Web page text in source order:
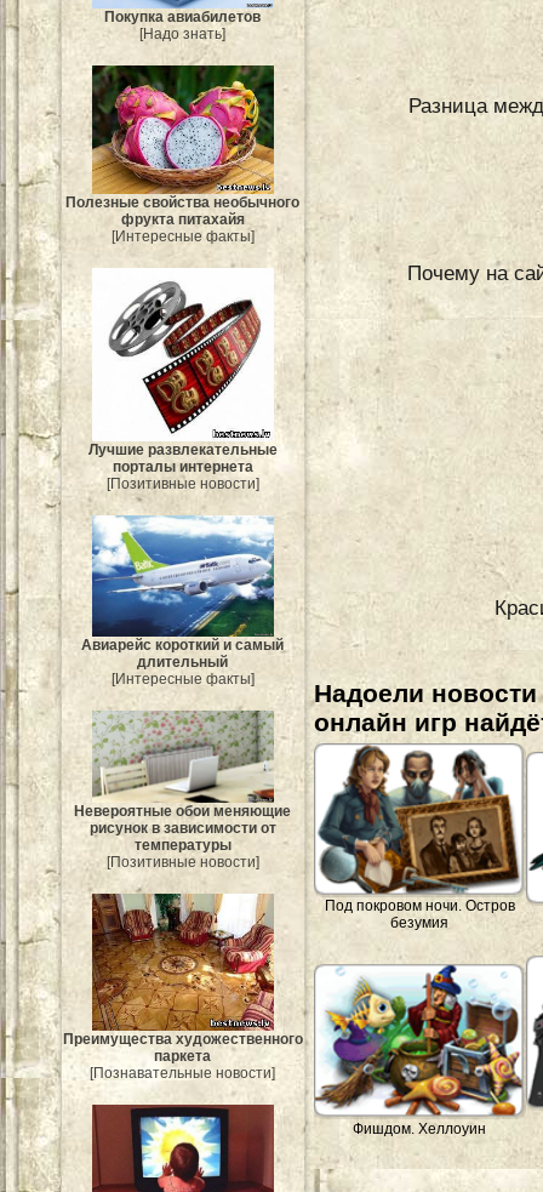
Покупка авиабилетов
[Надо знать]
Полезные свойства необычного
фрукта питахайя
[Интересные факты]
Лучшие развлекательные
порталы интернета
[Позитивные новости]
Авиарейс короткий и самый
длительный
[Интересные факты]
Невероятные обои меняющие
рисунок в зависимости от
температуры
[Позитивные новости]
Преимущества художественного
паркета
[Познавательные новости]
Разница
Почему на
Надоели
онлайн игр
Под покровом ночи. Остров
безумия
Фишдом. Хеллоуин